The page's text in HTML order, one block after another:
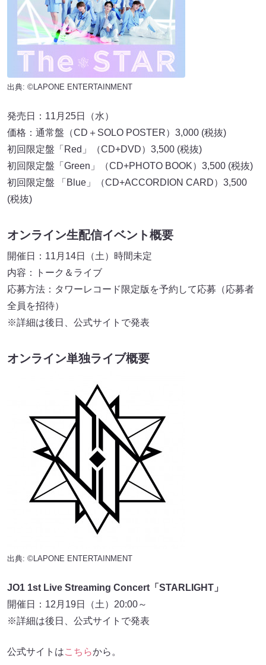
出典: ©LAPONE ENTERTAINMENT
発売日：11月25日（水）
価格：通常盤（CD＋SOLO POSTER）3,000 (税抜)
初回限定盤「Red」（CD+DVD）3,500 (税抜)
初回限定盤「Green」（CD+PHOTO BOOK）3,500 (税抜)
初回限定盤 「Blue」（CD+ACCORDION CARD）3,500
(税抜)
オンライン生配信イベント概要
開催日：11月14日（土）時間未定
内容：トーク＆ライブ
応募方法：タワーレコード限定版を予約して応募（応募者
全員を招待）
※詳細は後日、公式サイトで発表
オンライン単独ライブ概要
出典: ©LAPONE ENTERTAINMENT
JO1 1st Live Streaming Concert「STARLIGHT」
開催日：12月19日（土）20:00～
※詳細は後日、公式サイトで発表
公式サイトはこちらから。